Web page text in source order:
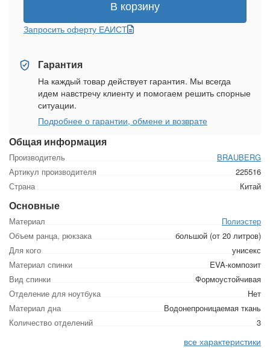
Общая информация
Производитель
BRAUBERG
Артикул производителя
225516
Страна
Китай
Основные
Материал
Полиэстер
Объем ранца, рюкзака
большой (от 20 литров)
Для кого
унисекс
Материал спинки
EVA-композит
Вид спинки
Формоустойчивая
Отделение для ноутбука
Нет
Материал дна
Водонепроницаемая ткань
Количество отделений
3
все характеристики
В корзину
Запросить оферту ЕАИСТ
Гарантия
На каждый товар действует гарантия. Мы всегда
идем навстречу клиенту и помогаем решить спорные
ситуации.
Подробнее о гарантии, обмене и возврате